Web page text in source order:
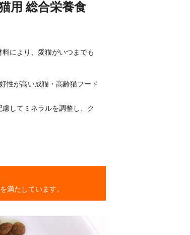
用 総合栄養食
により、愛猫がいつまでも
性が高い成猫・高齢猫フード
してミネラルを調整し、ク
満たしています。